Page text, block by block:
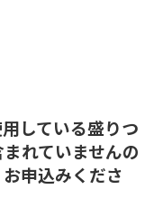
している盛りつ
れていませんの
申込みくださ